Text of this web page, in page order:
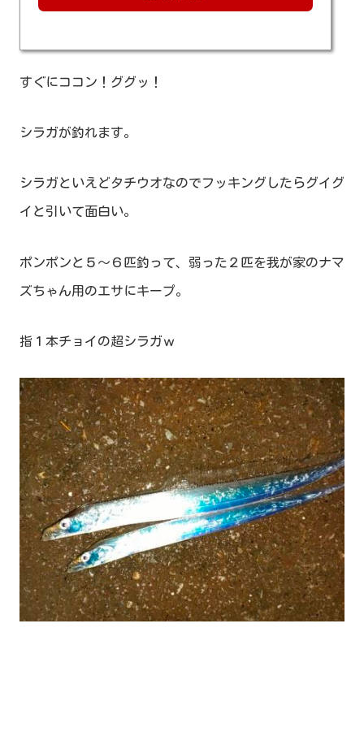
すぐにココン！ググッ！
シラガが釣れます。
シラガといえどタチウオなのでフッキングしたらグイグ
イと引いて面白い。
ポンポンと５～６匹釣って、弱った２匹を我が家のナマ
ズちゃん用のエサにキープ。
指１本チョイの超シラガｗ